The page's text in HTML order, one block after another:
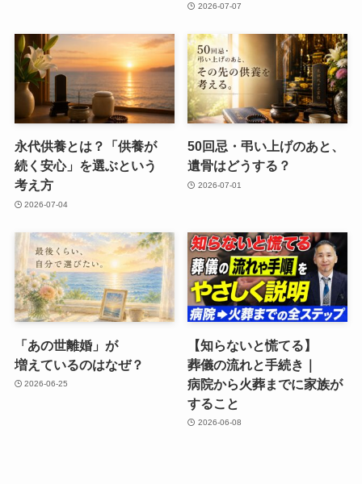
2026-07-07
永代供養とは？​「供養が​
続く​安心」を​選ぶと​いう​
考え方
2026-07-04
50回忌・弔い​上げの​あと、​
遺骨は​どうする？
2026-07-01
「あの​世離婚」が​
増えているのは​なぜ？
2026-06-25
【知らないと​慌てる​】
葬儀の​流れと​手続き｜
病院から​火葬までに​家族が​
する​こと
2026-06-08